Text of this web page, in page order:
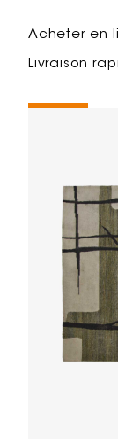
Acheter en
Livraison